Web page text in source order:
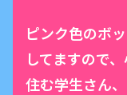
ピンク色のボ
してますので
住む学生さん